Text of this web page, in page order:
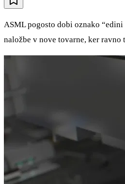
ASML pogosto dobi oznako
naložbe v nove tovarne, ker